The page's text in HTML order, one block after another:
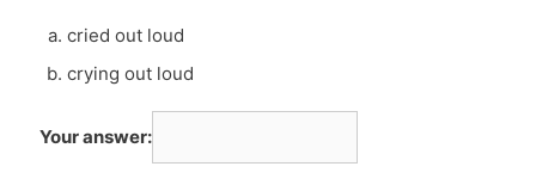
cried out loud
crying out loud
Your answer: